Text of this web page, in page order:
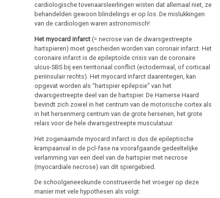
cardiologische tovenaarsleerlingen wisten dat allemaal niet, ze
behandelden gewoon blindelings er op los. De mislukkingen
van de cardiologen waren astronomisch!
Het myocard infarct(= necrose van de dwarsgestreepte
hartspieren) moet gescheiden worden van coronair infarct. Het
coronaire infarct is de epileptoïde crisis van de coronaire
ulcus-SBS bij een territoriaal conflict (ectodermaal, of corticaal
periinsulair rechts). Het myocard infarct daarentegen, kan
opgevat worden als “hartspier epilepsie" van het
dwarsgestreepte deel van de hartspier. De Hamerse Haard
bevindt zich zowel in het centrum van de motorische cortex als
in het hersenmerg centrum van de grote hersenen, het grote
relais voor de hele dwarsgestreepte musculatuur.
Het zogenaamde myocard infarct is dus de epileptische
krampaanval in de pcl-fase na voorafgaande gedeeltelijke
verlamming van een deel van de hartspier met necrose
(myocardiale necrose) van dit spiergebied.
De schoolgeneeskunde construeerde het vroeger op deze
manier met vele hypothesen als volgt: